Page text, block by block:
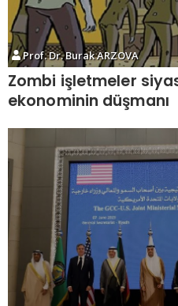
Prof. Dr. Burak ARZOVA
Zombi işletmeler
ekonominin düşmanı